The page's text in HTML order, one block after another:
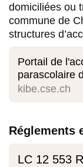
domiciliées ou
commune de
structures
Portail de
parascolaire
kibe.cse.ch
Réglements
LC 12 553